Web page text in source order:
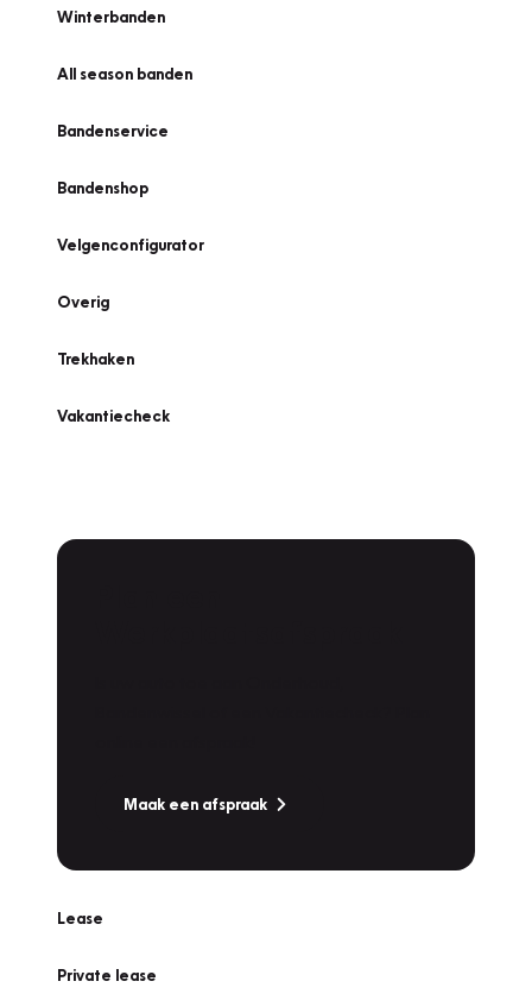
Winterbanden
All season banden
Bandenservice
Bandenshop
Velgenconfigurator
Overig
Trekhaken
Vakantiecheck
Maak een afspraak
Lease
Private lease